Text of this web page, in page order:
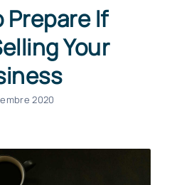
If
Your
2020